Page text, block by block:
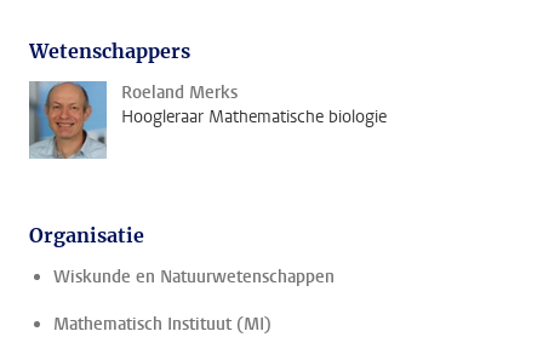
Wetenschappers
Roeland Merks
Hoogleraar Mathematische biologie
Organisatie
Wiskunde en Natuurwetenschappen
Mathematisch Instituut (MI)